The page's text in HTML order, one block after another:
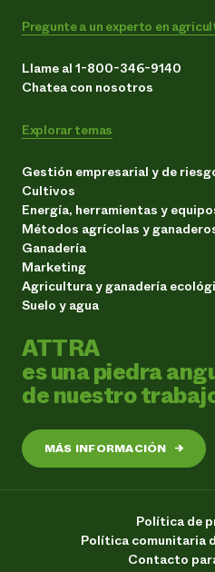
Pregunte a un experto en
Llame al 1-800-346-9140
Chatea con nosotros
Explorar temas
Gestión empresarial y de
Cultivos
Energía, herramientas y
Métodos agrícolas y
Ganadería
Marketing
Agricultura y ganadería
Suelo y agua
ATTRA
es una piedra
de nuestro
MÁS INFORMACIÓN →
Política de
Política comunitaria
Contacto